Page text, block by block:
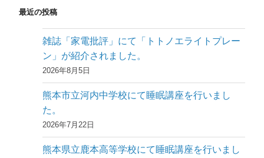
最近の投稿
雑誌「家電批評」にて「トトノエライトプレー
ン」が紹介されました。
2026年8月5日
熊本市立河内中学校にて睡眠講座を行いまし
た。
2026年7月22日
熊本県立鹿本高等学校にて睡眠講座を行いまし